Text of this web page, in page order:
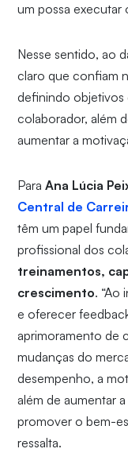
um possa executar
Nesse sentido, ao
claro que confiam
definindo objetivos
colaborador, além
aumentar a
ParaAna Lúcia
Central de
têm um papel
profissional dos
treinamentos,
crescimento. “Ao
e oferecer
aprimoramento de
mudanças do
desempenho, a
além de aumentar
promover o bem-
ressalta.